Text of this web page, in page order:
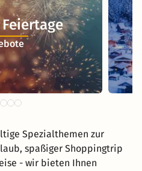
Spezialthemen zur
spaßiger Shoppingtrip
- wir bieten Ihnen